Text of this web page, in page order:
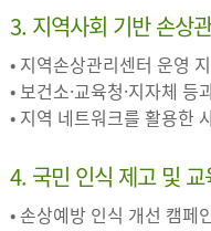
3. 지역사회 기반 손상
• 지역손상관리센터 운영
• 보건소·교육청·지자체 등
• 지역 네트워크를 활용한
4. 국민 인식 제고 및 교
• 손상예방 인식 개선 캠페